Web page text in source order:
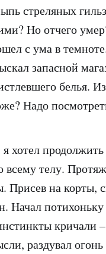
стреляных
Но отчего
с ума в
запасной
белья.
Надо
хотел
всему телу.
Присев на корты,
Начал
кричали
раздувал